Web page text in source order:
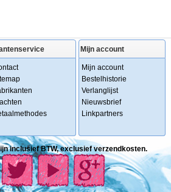
Mijn account
Mijn account
Bestelhistorie
Verlanglijst
Nieuwsbrief
Linkpartners
inclusief BTW, exclusief verzendkosten.